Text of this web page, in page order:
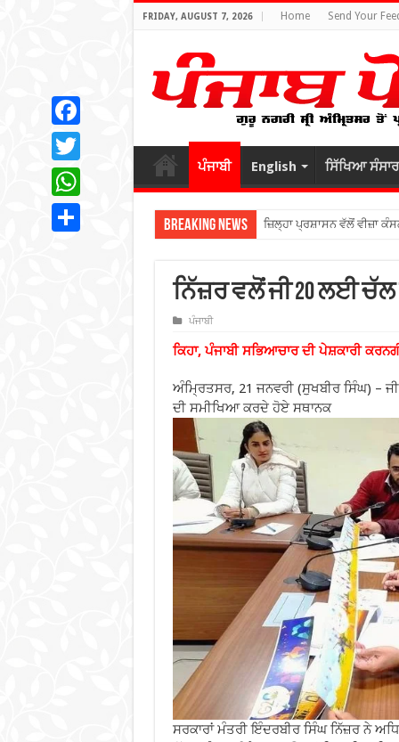
FRIDAY, AUGUST 7, 2026 Home Send Your
ਪੰਜਾਬੀ English ਸਿੱਖਿਆ ਸੰਸਾਰ
Breaking News ਜ਼ਿਲ੍ਹਾ ਪ੍ਰਸ਼ਾਸਨ ਵੱਲੋਂ ਵੀਜ਼ਾ
ਨਿੱਜ਼ਰ ਵਲੋਂ ਜੀ 20 ਲਈ
ਪੰਜਾਬੀ
ਕਿਹਾ, ਪੰਜਾਬੀ ਸਭਿਆਚਾਰ ਦੀ ਪੇਸ਼ਕਾਰੀ
ਅੰਮ੍ਰਿਤਸਰ, 21 ਜਨਵਰੀ (ਸੁਖਬੀਰ ਸਿੰਘ) –
ਦੀ ਸਮੀਖਿਆ ਕਰਦੇ ਹੋਏ ਸਥਾਨਕ
ਸਰਕਾਰਾਂ ਮੰਤਰੀ ਇੰਦਰਬੀਰ ਸਿੰਘ ਨਿੱਜ਼ਰ ਨੇ
Facebook
Twitter
WhatsApp